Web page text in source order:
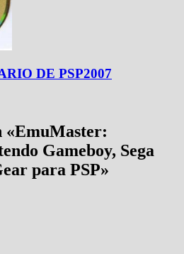
DE PSP2007
«EmuMaster:
Gameboy, Sega
para PSP»